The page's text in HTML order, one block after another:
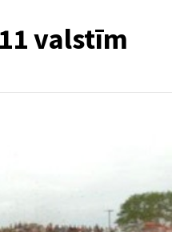
valstīm